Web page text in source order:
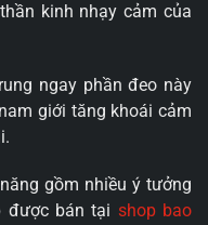
kinh nhạy cảm của
ngay phần đeo này
giới tăng khoái cảm
gồm nhiều ý tưởng
được bán tại shop bao